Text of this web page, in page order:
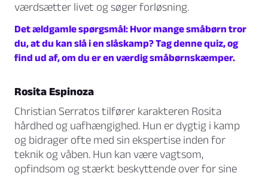
værdsætter livet og søger forløsning.
Det ældgamle spørgsmål: Hvor mange småbørn tror
du, at du kan slå i en slåskamp? Tag denne quiz, og
find ud af, om du er en værdig småbørnskæmper.
Rosita Espinoza
Christian Serratos tilfører karakteren Rosita
hårdhed og uafhængighed. Hun er dygtig i kamp
og bidrager ofte med sin ekspertise inden for
teknik og våben. Hun kan være vagtsom,
opfindsom og stærkt beskyttende over for sine